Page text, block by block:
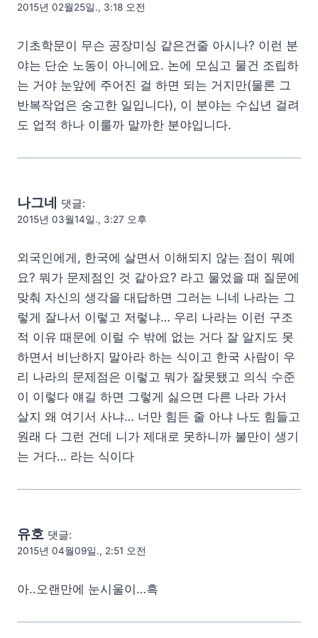
2015년 02월25일., 3:18 오전
기초학문이 무슨 공장미싱 같은건줄 아시나? 이런 분
야는 단순 노동이 아니에요. 논에 모심고 물건 조립하
는 거야 눈앞에 주어진 걸 하면 되는 거지만(물론 그
반복작업은 숭고한 일입니다), 이 분야는 수십년 걸려
도 업적 하나 이룰까 말까한 분야입니다.
나그네 댓글:
2015년 03월14일., 3:27 오후
외국인에게, 한국에 살면서 이해되지 않는 점이 뭐예
요? 뭐가 문제점인 것 같아요? 라고 물었을 때 질문에
맞춰 자신의 생각을 대답하면 그러는 니네 나라는 그
렇게 잘나서 이렇고 저렇냐… 우리 나라는 이런 구조
적 이유 때문에 이럴 수 밖에 없는 거다 잘 알지도 못
하면서 비난하지 말아라 하는 식이고 한국 사람이 우
리 나라의 문제점은 이렇고 뭐가 잘못됐고 의식 수준
이 이렇다 얘길 하면 그렇게 싫으면 다른 나라 가서
살지 왜 여기서 사냐… 너만 힘든 줄 아냐 나도 힘들고
원래 다 그런 건데 니가 제대로 못하니까 불만이 생기
는 거다… 라는 식이다
유호 댓글:
2015년 04월09일., 2:51 오전
아..오랜만에 눈시울이…흑